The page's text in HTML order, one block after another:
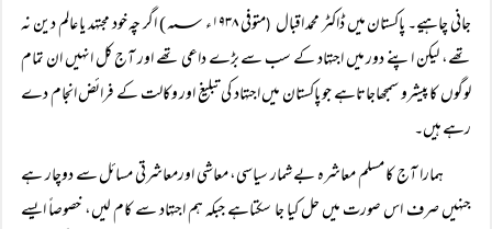
جانی چاہیے۔ پاکستان میں ڈاکٹر محمد اقبال (
متوفی ۱۹۳۸ء ؁) اگر چہ خود مجتہد یا عالم دین نہ
تھے، لیکن اپنے دور میں اجتہاد کے سب سے بڑے داعی تھے اور آج کل انہیں ان تمام
لوگوں کا پیشرو سمجھاجاتاہے جو پاکستان میں اجتہاد کی تبلیغ اور وکالت کے فرائض انجام دے
رہے ہیں۔
ہمارا آج کا مسلم معاشرہ بے شمار سیاسی، معاشی اورمعاشرتی مسائل سے دوچار ہے
جنہیں صرف اس صورت میں حل کیا جا سکتاہے جبکہ ہم اجتہاد سے کام لیں، خصوصاً ایسے